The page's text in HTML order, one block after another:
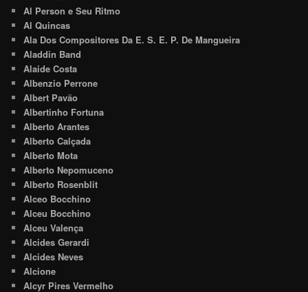
Al Person e Seu Ritmo
Al Quincas
Ala Dos Compositores Da E. S. E. P. De Mangueira
Aladdin Band
Alaide Costa
Albenzio Perrone
Albert Pavão
Albertinho Fortuna
Alberto Arantes
Alberto Calçada
Alberto Mota
Alberto Nepomuceno
Alberto Rosenblit
Alceo Bocchino
Alceu Bocchino
Alceu Valença
Alcides Gerardi
Alcides Neves
Alcione
Alcyr Pires Vermelho